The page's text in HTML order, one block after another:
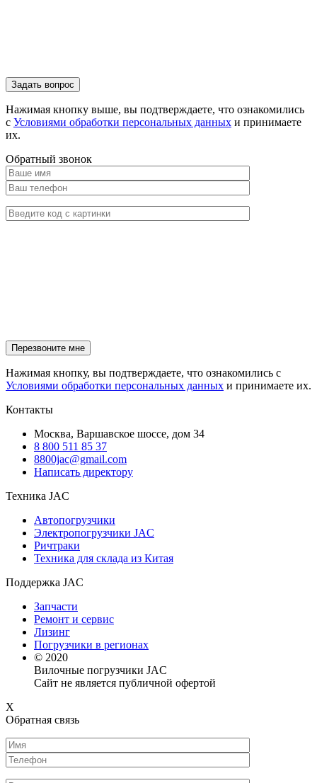
Нажимая кнопку выше, вы подтверждаете, что ознакомились
с Условиями обработки персональных данных и принимаете
их.
Обратный звонок
Нажимая кнопку, вы подтверждаете, что ознакомились с
Условиями обработки персональных данных и принимаете их.
Контакты
Москва, Варшавское шоссе, дом 34
8 800 511 85 37
8800jac@gmail.com
Написать директору
Техника JAC
Автопогрузчики
Электропогрузчики JAC
Ричтраки
Техника для склада из Китая
Поддержка JAC
Запчасти
Ремонт и сервис
Лизинг
Погрузчики в регионах
© 2020
Вилочные погрузчики JAC
Сайт не является публичной офертой
X
Обратная связь